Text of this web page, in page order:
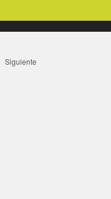
Siguiente